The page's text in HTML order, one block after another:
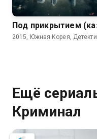
Под прикрытием
2015, Южная Корея,
Ещё
Криминал